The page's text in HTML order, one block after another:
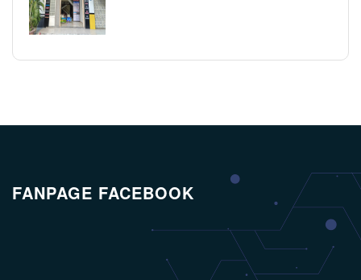
FANPAGE FACEBOOK